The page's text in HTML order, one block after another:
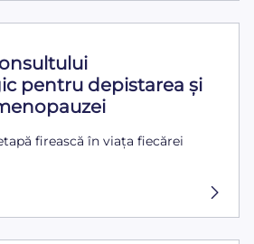
pentru depistarea și
firească în viața fiecărei